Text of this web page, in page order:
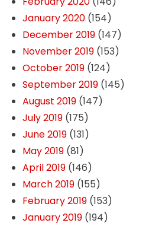
January 2020(154)
December 2019(147)
November 2019(153)
October 2019(124)
September 2019(145)
August 2019(147)
July 2019(175)
June 2019(131)
May 2019(81)
April 2019(146)
March 2019(155)
February 2019(153)
January 2019(194)